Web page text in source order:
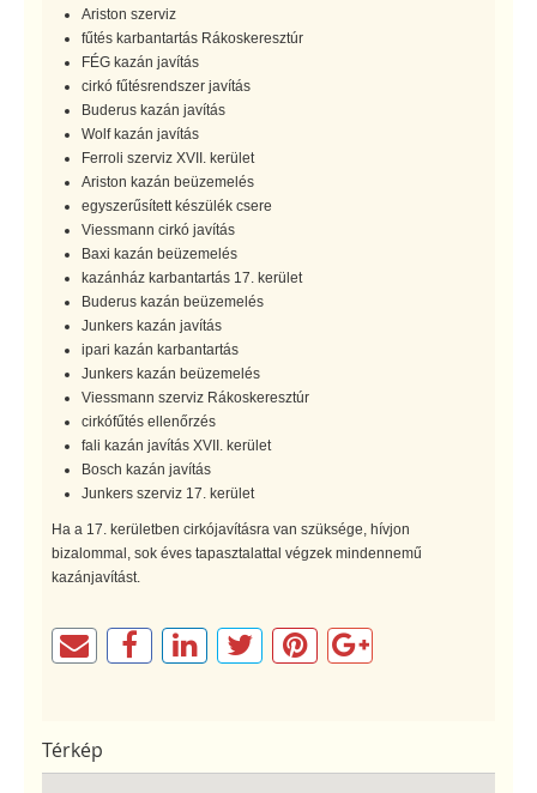
Ariston szerviz
fűtés karbantartás Rákoskeresztúr
FÉG kazán javítás
cirkó fűtésrendszer javítás
Buderus kazán javítás
Wolf kazán javítás
Ferroli szerviz XVII. kerület
Ariston kazán beüzemelés
egyszerűsített készülék csere
Viessmann cirkó javítás
Baxi kazán beüzemelés
kazánház karbantartás 17. kerület
Buderus kazán beüzemelés
Junkers kazán javítás
ipari kazán karbantartás
Junkers kazán beüzemelés
Viessmann szerviz Rákoskeresztúr
cirkófűtés ellenőrzés
fali kazán javítás XVII. kerület
Bosch kazán javítás
Junkers szerviz 17. kerület
Ha a 17. kerületben cirkójavításra van szüksége, hívjon
bizalommal, sok éves tapasztalattal végzek mindennemű
kazánjavítást.
Térkép